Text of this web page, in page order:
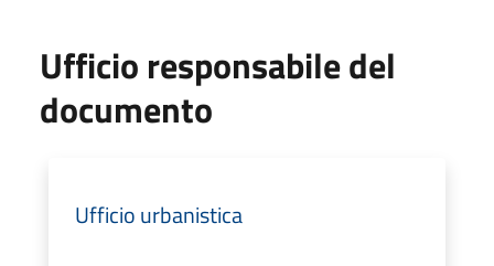
Ufficio responsabile del
documento
Ufficio urbanistica